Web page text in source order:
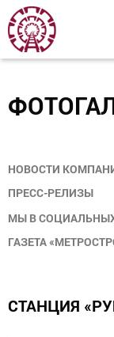
НОВОСТИ
ПРЕСС-РЕЛИЗЫ
МЫ В
ГАЗЕТА
CТАНЦИЯ